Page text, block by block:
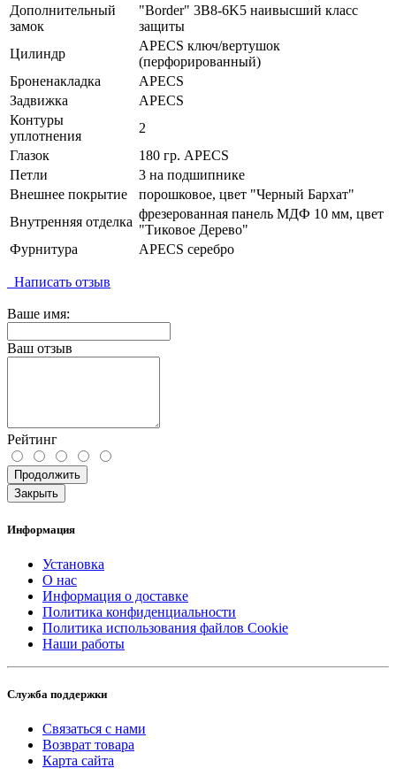
Дополнительный
замок
"Border" 3B8-6K5 наивысший класс
защиты
Цилиндр
APECS ключ/вертушок
(перфорированный)
Броненакладка
APECS
Задвижка
APECS
Контуры
уплотнения
2
Глазок
180 гр. APECS
Петли
3 на подшипнике
Внешнее покрытие
порошковое, цвет "Черный Бархат"
Внутренняя отделка
фрезерованная панель МДФ 10 мм, цвет
"Тиковое Дерево"
Фурнитура
APECS серебро
Написать отзыв
Ваше имя:
Ваш отзыв
Рейтинг
Продолжить
Закрыть
Информация
Установка
О нас
Информация о доставке
Политика конфиденциальности
Политика использования файлов Cookie
Наши работы
Служба поддержки
Связаться с нами
Возврат товара
Карта сайта